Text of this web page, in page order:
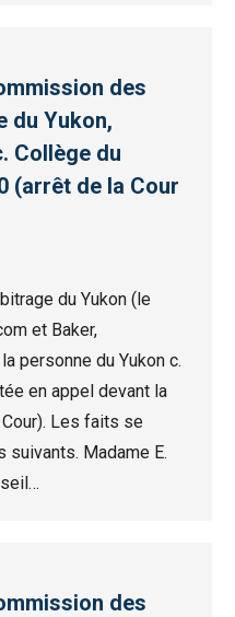
des
du Yukon,
Collège du
(arrêt de la Cour
du Yukon (le
et Baker,
personne du Yukon c.
en appel devant la
Les faits se
suivants. Madame E.
des